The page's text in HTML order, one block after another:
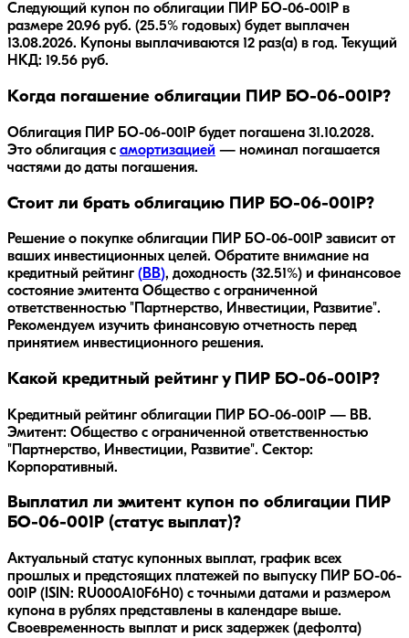
Следующий купон по облигации ПИР БО-06-001P в
размере 20.96 руб. (25.5% годовых) будет выплачен
13.08.2026. Купоны выплачиваются 12 раз(а) в год. Текущий
НКД: 19.56 руб.
Когда погашение облигации ПИР БО-06-001P?
Облигация ПИР БО-06-001P будет погашена 31.10.2028.
Это облигация с амортизацией — номинал погашается
частями до даты погашения.
Стоит ли брать облигацию ПИР БО-06-001P?
Решение о покупке облигации ПИР БО-06-001P зависит от
ваших инвестиционных целей. Обратите внимание на
кредитный рейтинг (BB), доходность (32.51%) и финансовое
состояние эмитента Общество с ограниченной
ответственностью "Партнерство, Инвестиции, Развитие".
Рекомендуем изучить финансовую отчетность перед
принятием инвестиционного решения.
Какой кредитный рейтинг у ПИР БО-06-001P?
Кредитный рейтинг облигации ПИР БО-06-001P — BB.
Эмитент: Общество с ограниченной ответственностью
"Партнерство, Инвестиции, Развитие". Сектор:
Корпоративный.
Выплатил ли эмитент купон по облигации ПИР
БО-06-001P (статус выплат)?
Актуальный статус купонных выплат, график всех
прошлых и предстоящих платежей по выпуску ПИР БО-06-
001P (ISIN: RU000A10F6H0) с точными датами и размером
купона в рублях представлены в календаре выше.
Своевременность выплат и риск задержек (дефолта)